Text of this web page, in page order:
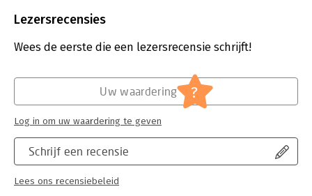
Bestandsformaat:
Uitgever:
Atlas-Contact
Hoofdrubriek:
Jongbloed:
Lezersrecensies
Wees de eerste die een lezersrecensie schrijft!
Schrijf een recensie
Lees ons recensiebeleid
Uw waardering ?
Log in om uw waardering te geven